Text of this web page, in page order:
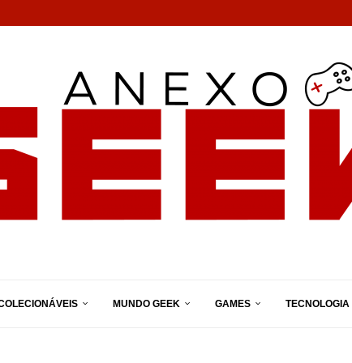
MUNDO GEEK GAMES TECNOLOGIA